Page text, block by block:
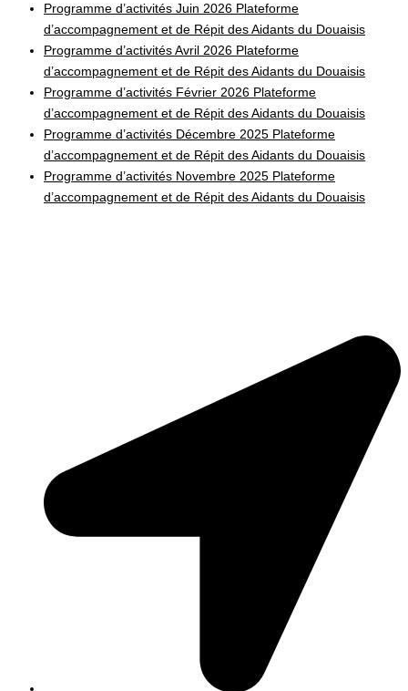
Programme d’activités Juin 2026 Plateforme
d’accompagnement et de Répit des Aidants du Douaisis
Programme d’activités Avril 2026 Plateforme
d’accompagnement et de Répit des Aidants du Douaisis
Programme d’activités Février 2026 Plateforme
d’accompagnement et de Répit des Aidants du Douaisis
Programme d’activités Décembre 2025 Plateforme
d’accompagnement et de Répit des Aidants du Douaisis
Programme d’activités Novembre 2025 Plateforme
d’accompagnement et de Répit des Aidants du Douaisis